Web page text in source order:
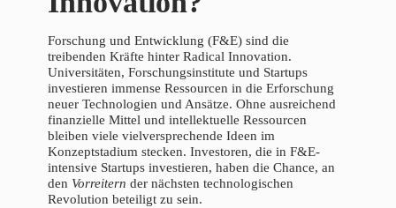
Forschung und Entwicklung (F&E) sind die
treibenden Kräfte hinter Radical Innovation.
Universitäten, Forschungsinstitute und Startups
investieren immense Ressourcen in die Erforschung
neuer Technologien und Ansätze. Ohne ausreichend
finanzielle Mittel und intellektuelle Ressourcen
bleiben viele vielversprechende Ideen im
Konzeptstadium stecken. Investoren, die in F&E-
intensive Startups investieren, haben die Chance, an
den Vorreitern der nächsten technologischen
Revolution beteiligt zu sein.